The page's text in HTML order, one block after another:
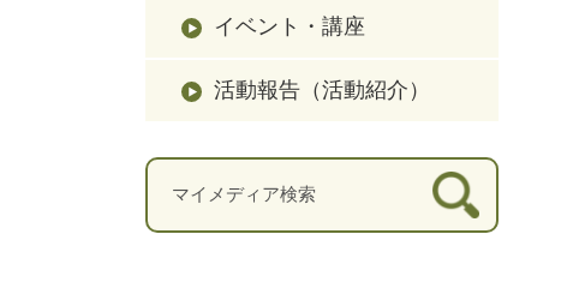
イベント・講座
活動報告（活動紹介）